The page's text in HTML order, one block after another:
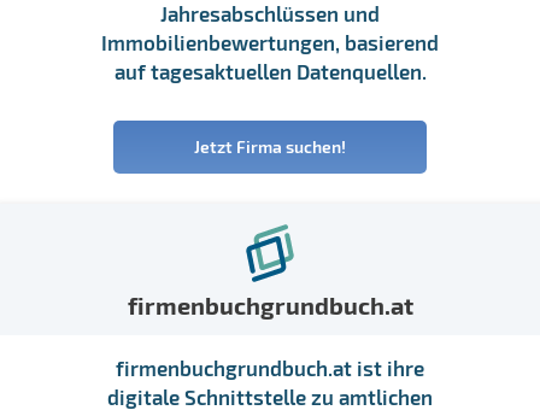
Jahresabschlüssen und
Immobilienbewertungen, basierend
auf tagesaktuellen Datenquellen.
Jetzt Firma suchen!
firmenbuchgrundbuch.at
firmenbuchgrundbuch.at ist ihre
digitale Schnittstelle zu amtlichen